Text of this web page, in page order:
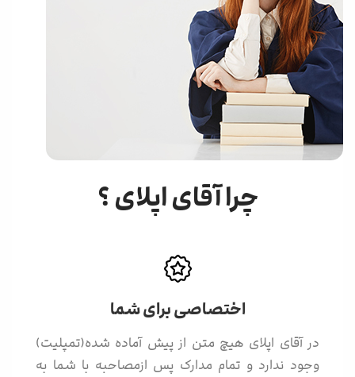
چرا آقای اپلای ؟
اختصاصی برای شما
در آقای اپلای هیچ متن از پیش آماده شده(تمپلیت)
وجود ندارد و تمام مدارک پس ازمصاحبه با شما به